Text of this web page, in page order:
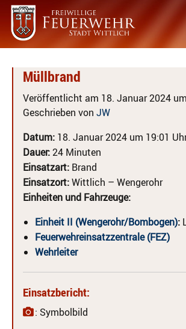
Müllbrand
Veröffentlicht am 18. Januar 2024
Geschrieben von JW
Datum: 18. Januar 2024 um 19:01
Dauer:24 Minuten
Einsatzart: Brand
Einsatzort:Wittlich – Wengerohr
Einheiten und Fahrzeuge:
Einheit II (Wengerohr/Bombogen):
Feuerwehreinsatzzentrale (FEZ)
Wehrleiter
Einsatzbericht:
: Symbolbild